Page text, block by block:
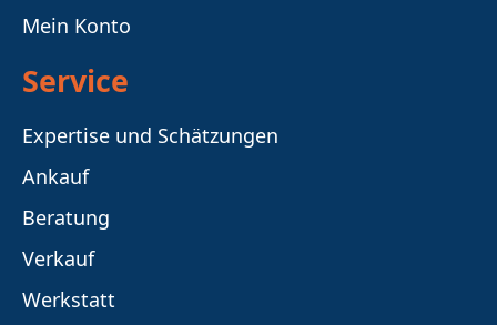
Mein Konto
Service
Expertise und Schätzungen
Ankauf
Beratung
Verkauf
Werkstatt